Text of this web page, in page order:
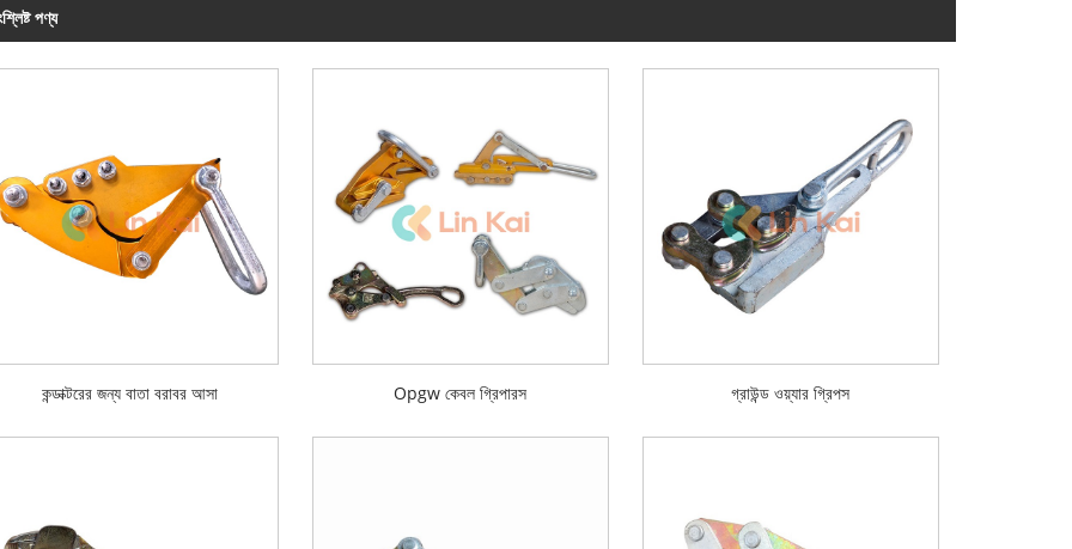
পণ্য
কন্ডাক্টরের জন্য বাতা বরাবর আসা Opgw কেবল গ্রিপারস গ্রাউন্ড ওয়্যার গ্রিপস